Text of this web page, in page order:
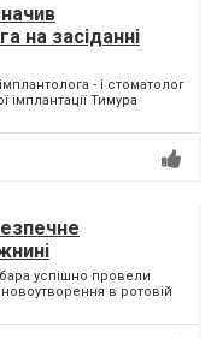
на засіданні
- і стоматолог
імплантації Тимура
успішно провели
в ротовій